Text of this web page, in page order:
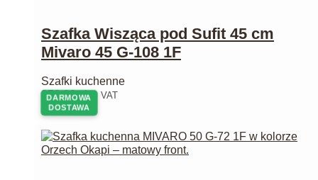
DARMOWA
DOSTAWA
Szafka Wisząca pod Sufit 45 cm
Mivaro 45 G-108 1F
Szafki kuchenne
278,00zł z VAT